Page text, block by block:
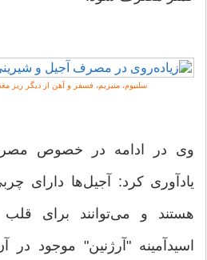
سلنیوم، منیزیم، فسفر و آهن از دیگر ریز
وی در ادامه در خصوص
یادآوری کرد: آجیل‌ها دارای
هستند و می‌توانند برای قلب
اسیدآمینه "آرژنین" موجود